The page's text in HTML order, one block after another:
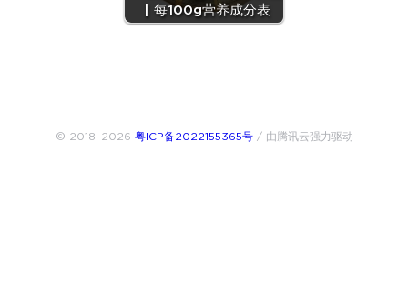
| 每100g营养成分表
© 2018~2026 粤ICP备2022155365号/ 由腾讯云强力驱动